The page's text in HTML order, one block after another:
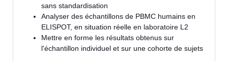
sans standardisation
Analyser des échantillons de PBMC humains en
ELISPOT, en situation réelle en laboratoire L2
Mettre en forme les résultats obtenus sur
l'échantillon individuel et sur une cohorte de sujets